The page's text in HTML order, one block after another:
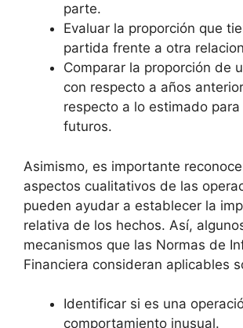
parte.
Evaluar la proporción que
partida frente a otra
Comparar la proporción de
con respecto a años
respecto a lo estimado para
futuros.
Asimismo, es importante
aspectos cualitativos de las
pueden ayudar a establecer la
relativa de los hechos. Así,
mecanismos que las Normas de
Financiera consideran aplicables
Identificar si es una
comportamiento inusual.